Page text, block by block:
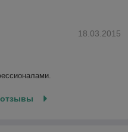
18.03.2015
отзывы